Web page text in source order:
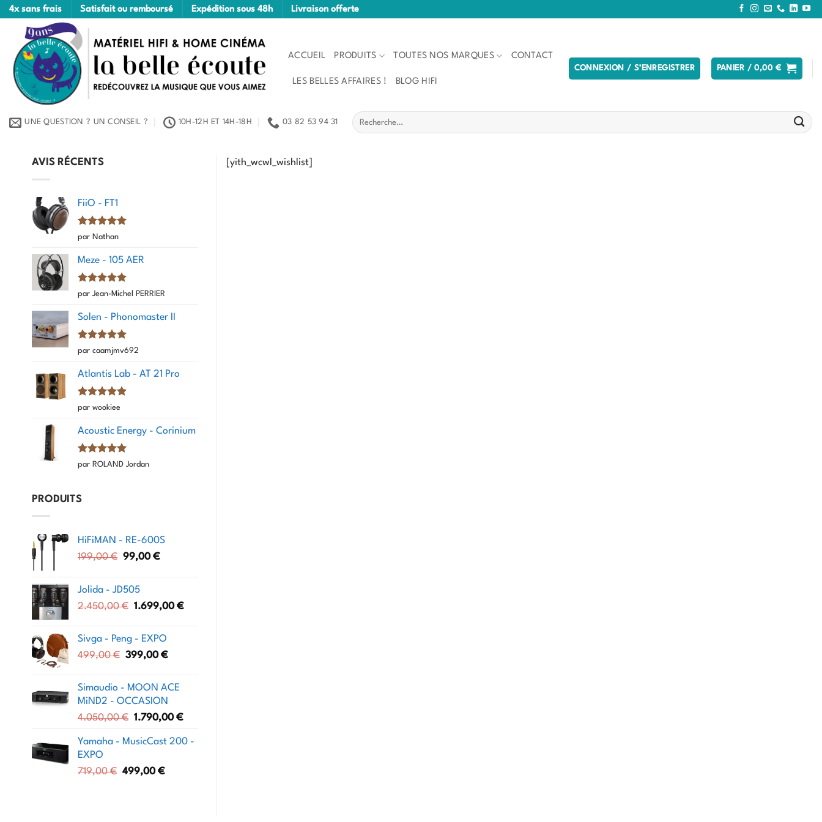
Passer
contenu
4x sans frais Satisfait ou remboursé Expédition sous 48h Livraison offerte
ACCUEIL PRODUITS TOUTES NOS MARQUES CONTACT
LES BELLES AFFAIRES ! BLOG HIFI
CONNEXION / S’ENREGISTRER PANIER /0,00 €
UNE QUESTION ? UN CONSEIL ? 10H-12H ET 14H-18H 03 82 53 94 31
Recherche
pour :
[yith_wcwl_wishlist]
AVIS RÉCENTS
FiiO - FT1
Note5sur
par Nathan
Meze - 105 AER
Note5sur
par Jean-Michel PERRIER
Solen - Phonomaster II
Note5sur
par caamjmv692
Atlantis Lab - AT 21 Pro
Note5sur
par wookiee
Acoustic Energy - Corinium
Note5 sur
par ROLAND Jordan
PRODUITS
HiFiMAN - RE-600S
199,00€ Le
initial
199,00 €.
99,00€Le
99,00 €.
Jolida - JD505
2.450,00€ Le
initial
était :
2.450,00 €.
1.699,00€Le
Sivga - Peng - EXPO
499,00€ Le
initial
était :
499,00 €.
399,00€Le
actuel
est :
399,00 €.
Simaudio - MOON ACE
MiND2 - OCCASION
4.050,00€ Le
initial
4.050,00 €.
1.790,00€Le
actuel
Yamaha - MusicCast 200 -
EXPO
719,00€ Le
499,00€Le